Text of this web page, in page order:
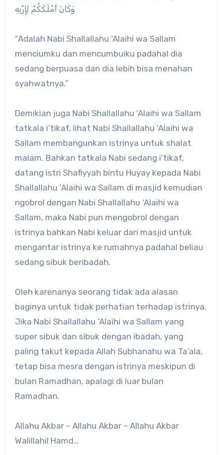
وَكَانَ أَمْلَكَكُمْ لِإِرْبِهِ
“Adalah Nabi Shallallahu ‘Alaihi wa Sallam
menciumku dan mencumbuiku padahal dia
sedang berpuasa dan dia lebih bisa menahan
syahwatnya.”
Demikian juga Nabi Shallallahu ‘Alaihi wa Sallam
tatkala i’tikaf, lihat Nabi Shallallahu ‘Alaihi wa
Sallam membangunkan istrinya untuk shalat
malam. Bahkan tatkala Nabi sedang i’tikaf,
datang istri Shafiyyah bintu Huyay kepada Nabi
Shallallahu ‘Alaihi wa Sallam di masjid kemudian
ngobrol dengan Nabi Shallallahu ‘Alaihi wa
Sallam, maka Nabi pun mengobrol dengan
istrinya bahkan Nabi keluar dari masjid untuk
mengantar istrinya ke rumahnya padahal beliau
sedang sibuk beribadah.
Oleh karenanya seorang tidak ada alasan
baginya untuk tidak perhatian terhadap istrinya.
Jika Nabi Shallallahu ‘Alaihi wa Sallam yang
super sibuk dan sibuk dengan ibadah, yang
paling takut kepada Allah Subhanahu wa Ta’ala,
tetap bisa mesra dengan istrinya meskipun di
bulan Ramadhan, apalagi di luar bulan
Ramadhan.
Allahu Akbar – Allahu Akbar – Allahu Akbar
Walillahil Hamd…